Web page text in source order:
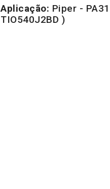
Aplicação: Piper -
TIO540J2BD )